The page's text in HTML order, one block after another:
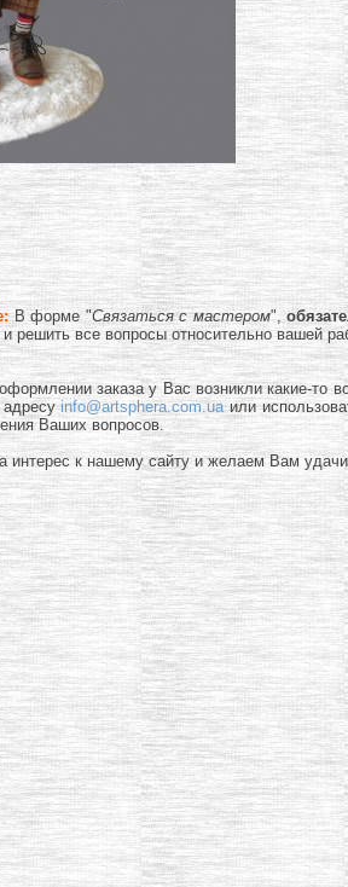
В форме "Связаться с мастером",
и решить все вопросы относительно вашей
заказа у Вас возникли какие-то
адресуinfo@artsphera.com.uaили
Ваших вопросов.
интерес к нашему сайту и желаем Вам